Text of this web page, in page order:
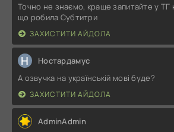
Точно не знаємо, краще запитайте у ТГ
що робила Субтитри
ЗАХИСТИТИ АЙДОЛА
Н Ностардамус
А озвучка на українській мові буде?
ЗАХИСТИТИ АЙДОЛА
AdminAdmin